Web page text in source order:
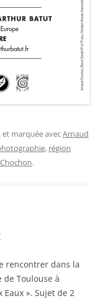
, et marquée avecArnaud
, région
.
rencontrer dans la
de Toulouse à
Eaux ». Sujet de 2